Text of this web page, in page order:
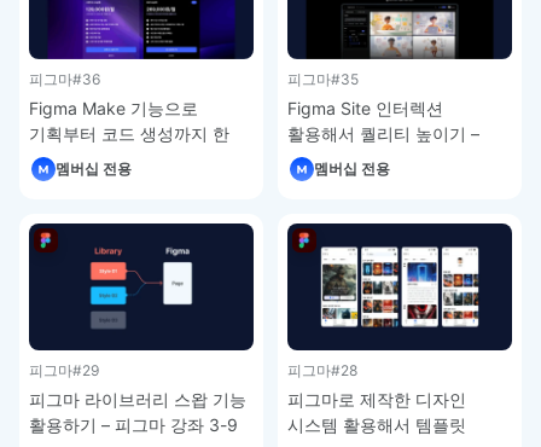
피그마#36
Figma Make 기능으로
기획부터 코드 생성까지 한
번에 – 피그마 강좌 4-7
멤버십 전용
피그마#35
Figma Site 인터렉션
활용해서 퀄리티 높이기 –
피그마 강좌 4-6
멤버십 전용
피그마#29
피그마 라이브러리 스왑 기능
활용하기 – 피그마 강좌 3-9
피그마#28
피그마로 제작한 디자인
시스템 활용해서 템플릿